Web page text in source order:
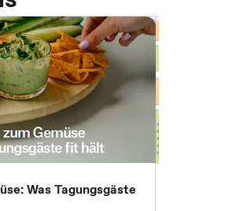
Was Tagungsgäste